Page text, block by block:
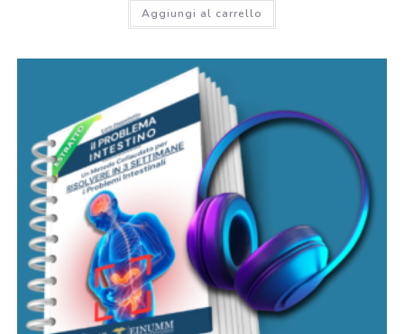
Aggiungi al carrello